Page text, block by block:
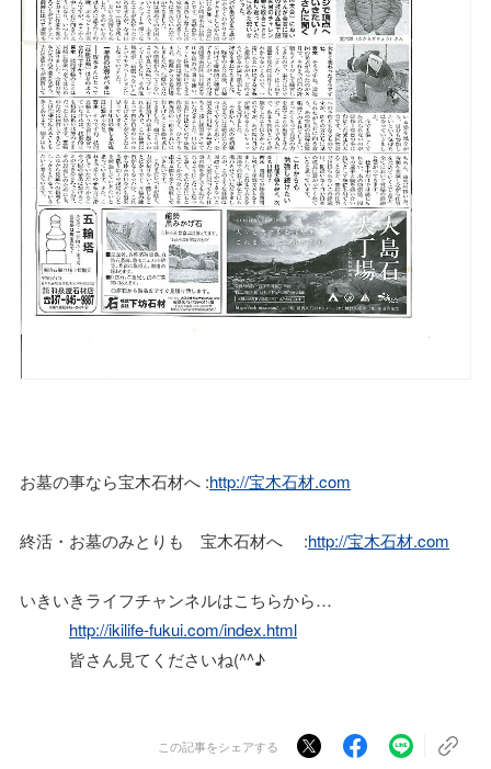
お墓の事なら宝木石材へ :http://宝木石材.com
終活・お墓のみとりも 宝木石材へ :http://宝木石材.com
いきいきライフチャンネルはこちらから…
http://ikilife-fukui.com/index.html
皆さん見てくださいね(^^♪
この記事をシェアする